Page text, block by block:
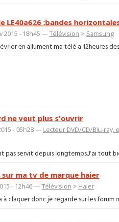
LE40a626 :bandes
2015 - 18h45 —Télévision > Samsung
en allument ma télé a 12heures
ne veut plus s'ouvrir
- 05h28 — Lecteur DVD/CD/Blu-ray,
pas servit depuis longtemps.J'ai tout
sur ma tv de marque haier
- 12h46 —Télévision > Haier
claquer donc je regarde sur les forum